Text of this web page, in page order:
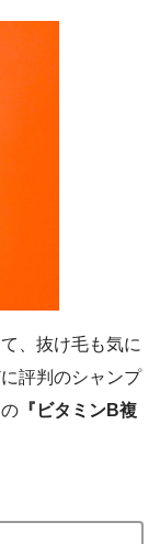
、抜け毛も気に
評判のシャンプ
『ビタミンB複